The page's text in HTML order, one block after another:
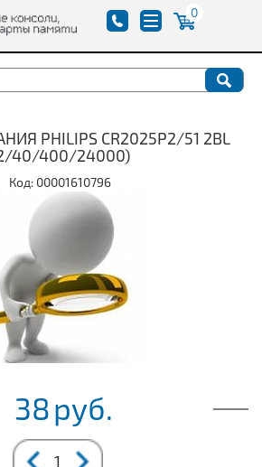
0
PHILIPS CR2025P2/51 2BL
40/400/24000)
Код: 00001610796
38руб.